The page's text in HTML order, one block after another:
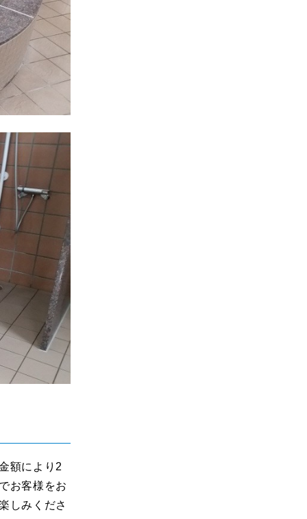
額により2
お客様をお
しみくださ